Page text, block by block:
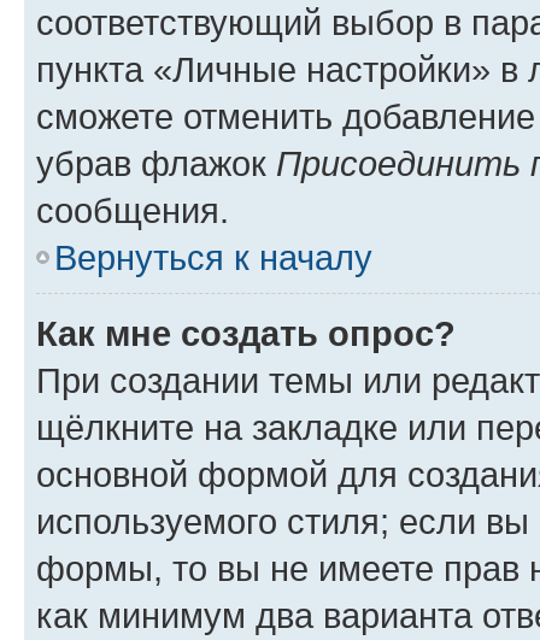
соответствующий выбор в
пункта «Личные настройки»
сможете отменить
убрав флажок Присоединить
сообщения.
Вернуться к началу
Как мне создать опрос?
При создании темы или
щёлкните на закладке или
основной формой для
используемого стиля; если
формы, то вы не имеете прав
как минимум два варианта